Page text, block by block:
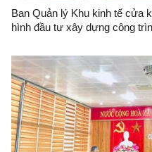
Ban Quản lý Khu kinh tế cửa
hình đầu tư xây dựng công